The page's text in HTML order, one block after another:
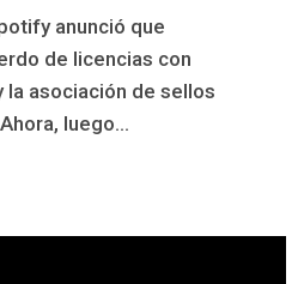
anunció que
de licencias con
la asociación de sellos
luego...